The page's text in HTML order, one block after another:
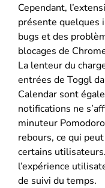
Cependant,
présente quelques
bugs et des
blocages de
La lenteur du
entrées de Toggl
Calendar sont
notifications ne
minuteur
rebours, ce qui
certains
l’expérience
de suivi du temps.